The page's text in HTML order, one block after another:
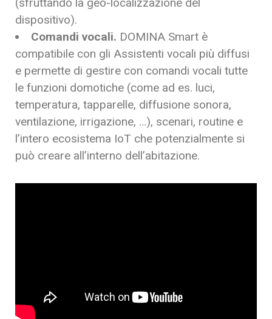
dispositivo).
Comandi vocali. DOMINA Smart è
compatibile con gli Assistenti vocali più diffusi
e permette di gestire con comandi vocali tutte
le funzioni domotiche (come ad es. luci,
temperatura, tapparelle, diffusione sonora,
ventilazione, irrigazione, …), scenari, routine e
l’intero ecosistema IoT che potenzialmente si
può creare all’interno dell’abitazione.